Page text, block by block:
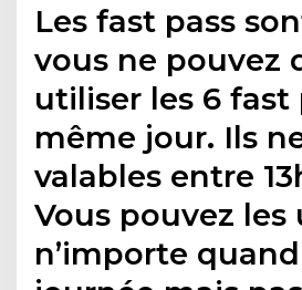
Les fast pass
vous ne pouvez
utiliser les 6 fast
même jour. Ils
valables entre
Vous pouvez les
n’importe